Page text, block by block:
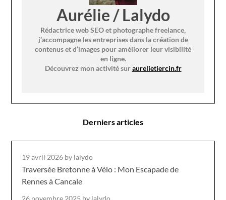
Aurélie / Lalydo
Rédactrice web SEO et photographe freelance,
j’accompagne les entreprises dans la création de
contenus et d’images pour améliorer leur visibilité
en ligne.
Découvrez mon activité suraurelietiercin.fr
Derniers articles
19 avril 2026 by lalydo
Traversée Bretonne à Vélo : Mon Escapade de
Rennes à Cancale
26 novembre 2025 by lalydo